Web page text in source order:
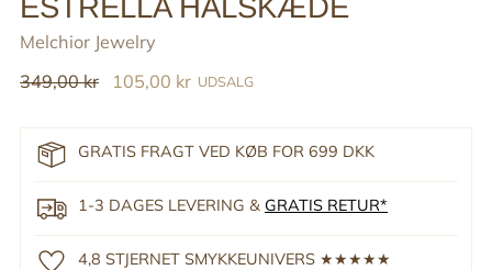
ESTRELLA HALSKÆDE
Melchior Jewelry
Reguler
349,00 kr 105,00 kr UDSALG
GRATIS FRAGT VED KØB FOR 699 DKK
1-3 DAGES LEVERING & GRATIS RETUR*
4,8 STJERNET SMYKKEUNIVERS ★★★★★